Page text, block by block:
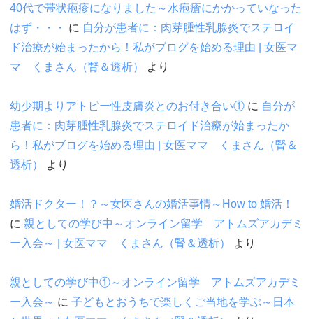
40代で帯状疱疹になりました～水疱瘡にかかっていなった
はず・・・
に 自分が患者に：肉芽腫性乳腺炎でステロイ
ド治療が始まったから！私がブログを始める理由 | 女医マ
マ くまさん（腎＆透析）
より
幼少期よりアトピー性皮膚炎とのお付き合い① に 自分が
患者に：肉芽腫性乳腺炎でステロイド治療が始まったか
ら！私がブログを始める理由 | 女医ママ くまさん（腎＆
透析）
より
婚活ドクター！？～女医さんの婚活事情～How to 婚活！
に 親としての学び中～オンライン留学 アトムズアカデミ
ー入会～ | 女医ママ くまさん（腎＆透析）
より
親としての学び中①～オンライン留学 アトムズアカデミ
ー入会～ に 子どもとおうちで楽しくご当地を学ぶ～日本